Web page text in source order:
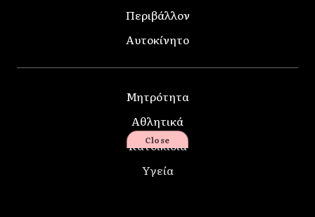
Περιβάλλον
Αυτοκίνητο
Μητρότητα
Αθλητικά
Κατοικίδια
Υγεία
Close